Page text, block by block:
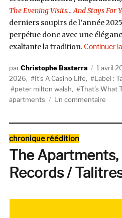
The Evening Visits… And Stays For
derniers soupirs de l’année
perpétue donc avec une
exaltante la tradition. Continuer
AuteurChristophe Basterra
Publié
le
1 avril
2026
It's A Casino Life Label :
peter milton walsh
That's What
apartments
Un commentairesur
de
la
vie
Catégories
chronique réédition
The
Records /